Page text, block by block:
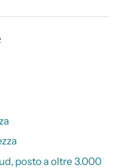
posto a oltre 3.000